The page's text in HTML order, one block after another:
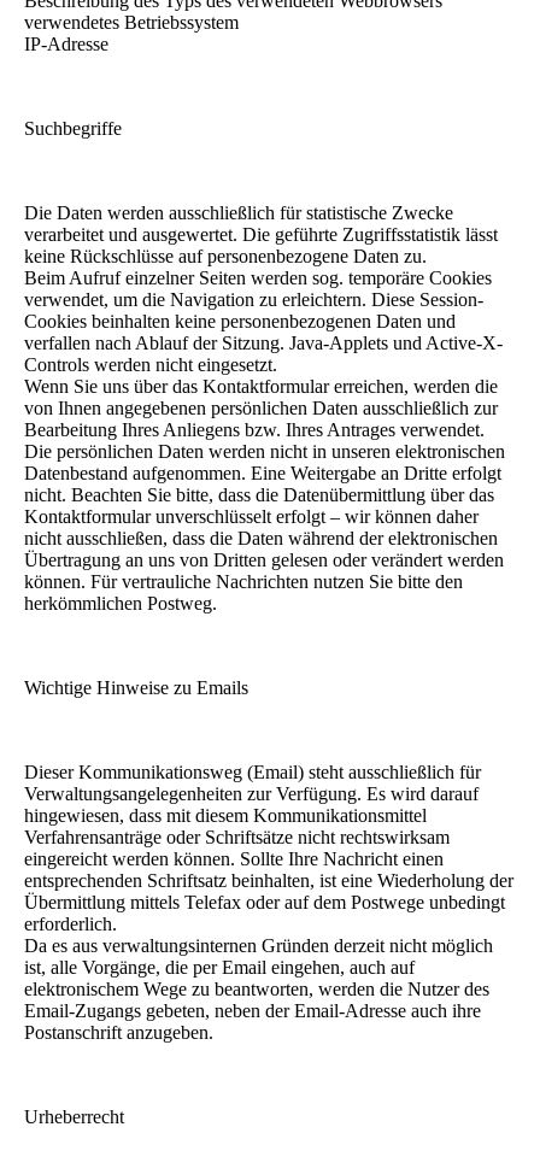
verwendetes Betriebssystem
IP-Adresse
Suchbegriffe
Die Daten werden ausschließlich für statistische Zwecke
verarbeitet und ausgewertet. Die geführte Zugriffsstatistik lässt
keine Rückschlüsse auf personenbezogene Daten zu.
Beim Aufruf einzelner Seiten werden sog. temporäre Cookies
verwendet, um die Navigation zu erleichtern. Diese Session-
Cookies beinhalten keine personenbezogenen Daten und
verfallen nach Ablauf der Sitzung. Java-Applets und Active-X-
Controls werden nicht eingesetzt.
Wenn Sie uns über das Kontaktformular erreichen, werden die
von Ihnen angegebenen persönlichen Daten ausschließlich zur
Bearbeitung Ihres Anliegens bzw. Ihres Antrages verwendet.
Die persönlichen Daten werden nicht in unseren elektronischen
Datenbestand aufgenommen. Eine Weitergabe an Dritte erfolgt
nicht. Beachten Sie bitte, dass die Datenübermittlung über das
Kontaktformular unverschlüsselt erfolgt – wir können daher
nicht ausschließen, dass die Daten während der elektronischen
Übertragung an uns von Dritten gelesen oder verändert werden
können. Für vertrauliche Nachrichten nutzen Sie bitte den
herkömmlichen Postweg.
Wichtige Hinweise zu Emails
Dieser Kommunikationsweg (Email) steht ausschließlich für
Verwaltungsangelegenheiten zur Verfügung. Es wird darauf
hingewiesen, dass mit diesem Kommunikationsmittel
Verfahrensanträge oder Schriftsätze nicht rechtswirksam
eingereicht werden können. Sollte Ihre Nachricht einen
entsprechenden Schriftsatz beinhalten, ist eine Wiederholung der
Übermittlung mittels Telefax oder auf dem Postwege unbedingt
erforderlich.
Da es aus verwaltungsinternen Gründen derzeit nicht möglich
ist, alle Vorgänge, die per Email eingehen, auch auf
elektronischem Wege zu beantworten, werden die Nutzer des
Email-Zugangs gebeten, neben der Email-Adresse auch ihre
Postanschrift anzugeben.
Urheberrecht